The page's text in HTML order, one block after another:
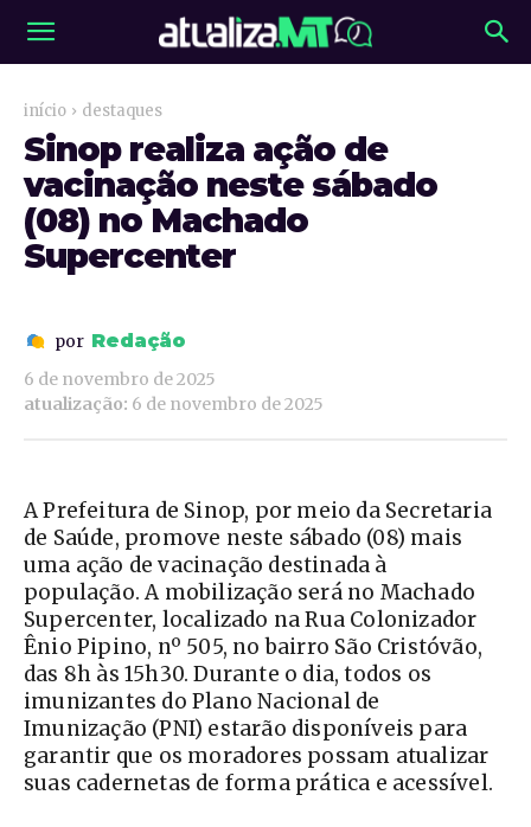
início destaques
Sinop realiza ação de
vacinação neste sábado
(08) no Machado
Supercenter
por Redação
6 de novembro de 2025
atualização: 6 de novembro de 2025
A Prefeitura de Sinop, por meio da Secretaria
de Saúde, promove neste sábado (08) mais
uma ação de vacinação destinada à
população. A mobilização será no Machado
Supercenter, localizado na Rua Colonizador
Ênio Pipino, nº 505, no bairro São Cristóvão,
das 8h às 15h30. Durante o dia, todos os
imunizantes do Plano Nacional de
Imunização (PNI) estarão disponíveis para
garantir que os moradores possam atualizar
suas cadernetas de forma prática e acessível.